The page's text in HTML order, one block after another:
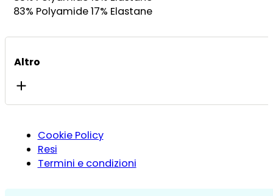
83% Polyamide 17% Elastane
Altro
Cookie Policy
Resi
Termini e condizioni